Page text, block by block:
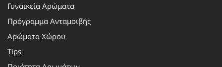
Γυναικεία Αρώματα
Πρόγραμμα Ανταμοιβής
Αρώματα Χώρου
Tips